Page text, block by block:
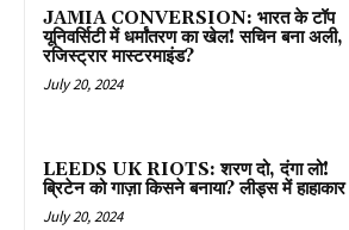
JAMIA CONVERSION: भारत के टॉप
यूनिवर्सिटी में धर्मांतरण का खेल! सचिन बना अली,
रजिस्ट्रार मास्टरमाइंड?
July 20, 2024
LEEDS UK RIOTS: शरण दो, दंगा लो!
ब्रिटेन को गाज़ा किसने बनाया? लीड्स में हाहाकार
July 20, 2024